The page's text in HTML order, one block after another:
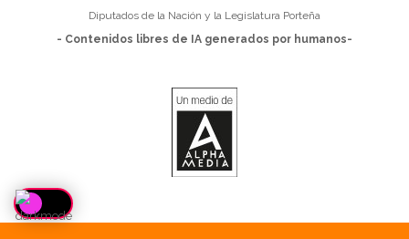
Diputados de la Nación y la Legislatura Porteña
- Contenidos libres de IA generados por humanos-